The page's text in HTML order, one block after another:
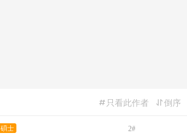
倒序
只看此作者
碩士 2#